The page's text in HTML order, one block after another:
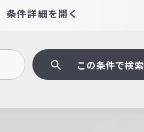
条件詳細を開く
この条件で検索